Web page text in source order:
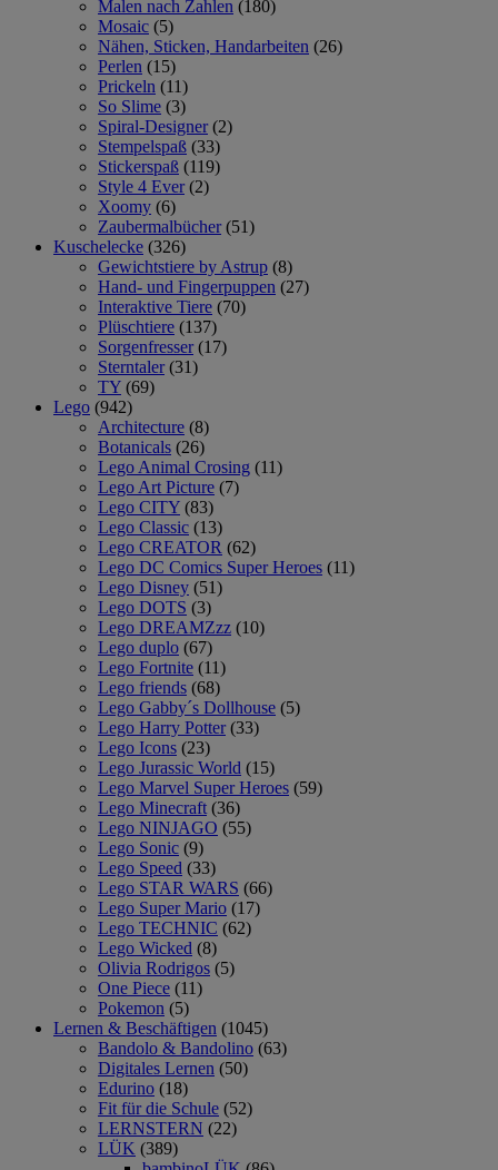
Malen nach Zahlen (180)
Mosaic (5)
Nähen, Sticken, Handarbeiten (26)
Perlen (15)
Prickeln (11)
So Slime (3)
Spiral-Designer (2)
Stempelspaß (33)
Stickerspaß (119)
Style 4 Ever (2)
Xoomy (6)
Zaubermalbücher (51)
Kuschelecke (326)
Gewichtstiere by Astrup (8)
Hand- und Fingerpuppen (27)
Interaktive Tiere (70)
Plüschtiere (137)
Sorgenfresser (17)
Sterntaler (31)
TY (69)
Lego (942)
Architecture (8)
Botanicals (26)
Lego Animal Crosing (11)
Lego Art Picture (7)
Lego CITY (83)
Lego Classic (13)
Lego CREATOR (62)
Lego DC Comics Super Heroes (11)
Lego Disney (51)
Lego DOTS (3)
Lego DREAMZzz (10)
Lego duplo (67)
Lego Fortnite (11)
Lego friends (68)
Lego Gabby´s Dollhouse (5)
Lego Harry Potter (33)
Lego Icons (23)
Lego Jurassic World (15)
Lego Marvel Super Heroes (59)
Lego Minecraft (36)
Lego NINJAGO (55)
Lego Sonic (9)
Lego Speed (33)
Lego STAR WARS (66)
Lego Super Mario (17)
Lego TECHNIC (62)
Lego Wicked (8)
Olivia Rodrigos (5)
One Piece (11)
Pokemon (5)
Lernen & Beschäftigen (1045)
Bandolo & Bandolino (63)
Digitales Lernen (50)
Edurino (18)
Fit für die Schule (52)
LERNSTERN (22)
LÜK (389)